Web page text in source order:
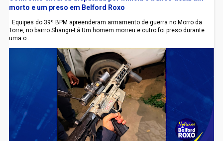
morto e um preso em Belford Roxo
Equipes do 39º BPM apreenderam armamento de guerra no Morro da
Torre, no bairro Shangri-Lá Um homem morreu e outro foi preso durante
uma o...